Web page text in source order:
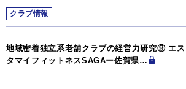
クラブ情報
地域密着独立系老舗クラブの経営力研究⑨ エス
タマイフィットネスSAGAー佐賀県…